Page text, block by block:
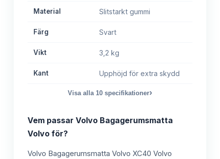
Material Slitstarkt gummi
Färg Svart
Vikt 3,2 kg
Kant Upphöjd för extra skydd
Visa alla 10 specifikationer›
Vem passar Volvo Bagagerumsmatta
Volvo för?
Volvo Bagagerumsmatta Volvo XC40 Volvo